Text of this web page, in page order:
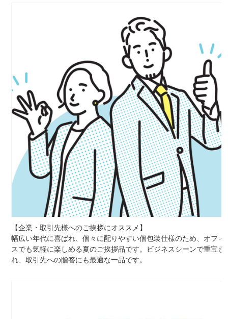
【企業・取引先様へのご挨拶にオススメ】
幅広い年代に喜ばれ、個々に配りやすい個包装仕様のため、オフィ
スでも気軽に楽しめる夏のご挨拶品です。ビジネスシーンで重宝さ